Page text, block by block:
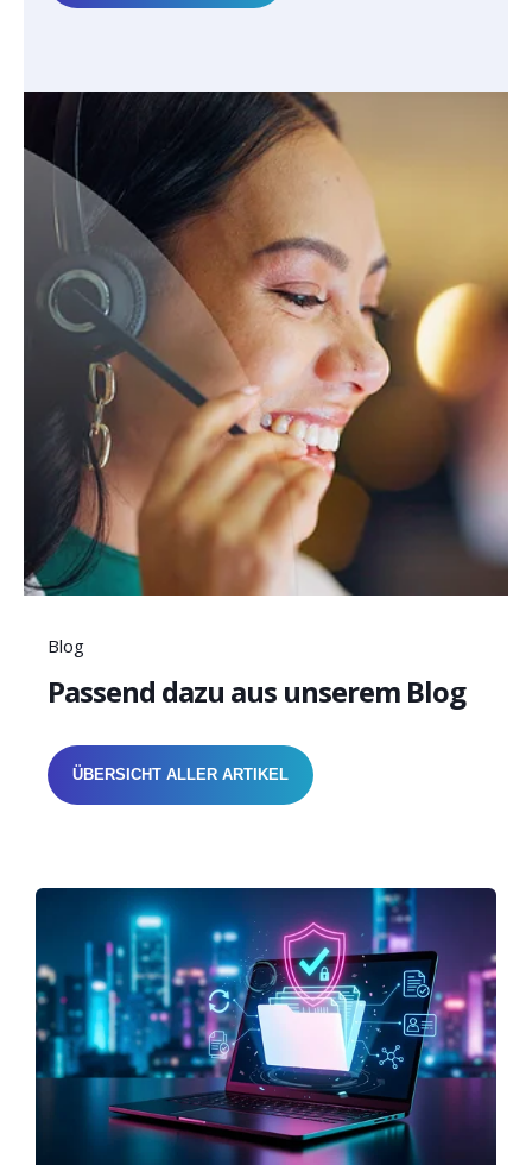
Blog
Passend dazu aus unserem Blog
ÜBERSICHT ALLER ARTIKEL